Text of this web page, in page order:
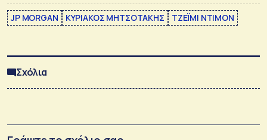
JP MORGAN ΚΥΡΙΑΚΟΣ ΜΗΤΣΟΤΑΚΗΣ ΤΖΕΪΜΙ ΝΤΙΜΟΝ
Σχόλια